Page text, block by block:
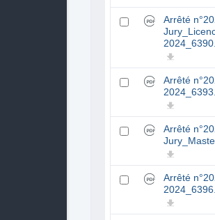
Arrêté
Arrêté
Arrêté
Arrêté